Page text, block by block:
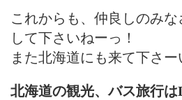
これからも、仲良しのみ
して下さいねーっ！
また北海道にも来て下さー
北海道の観光、バス旅行は